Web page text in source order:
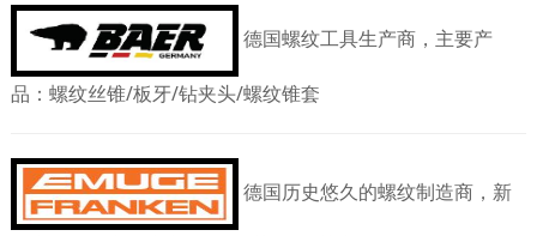
德国螺纹工具生产商，主要产
品：螺纹丝锥/板牙/钻夹头/螺纹锥套
德国历史悠久的螺纹制造商，新